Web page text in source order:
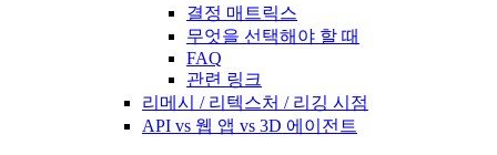
결정 매트릭스
무엇을 선택해야 할 때
FAQ
관련 링크
리메시 / 리텍스처 / 리깅 시점
API vs 웹 앱 vs 3D 에이전트